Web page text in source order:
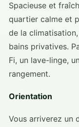
Spacieuse et
quartier calme et
de la
bains privatives.
Fi, un lave-linge,
rangement.
Orientation
Vous arriverez un